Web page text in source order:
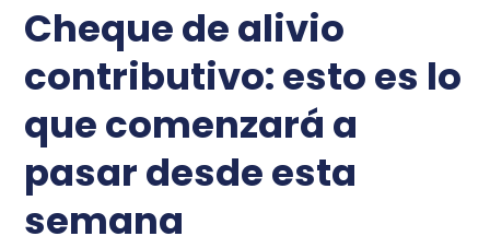
Cheque de alivio
contributivo: esto es lo
que comenzará a
pasar desde esta
semana